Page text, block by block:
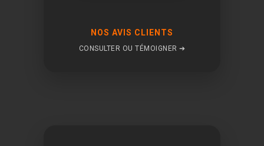
NOS AVIS CLIENTS
CONSULTER OU TÉMOIGNER ➔